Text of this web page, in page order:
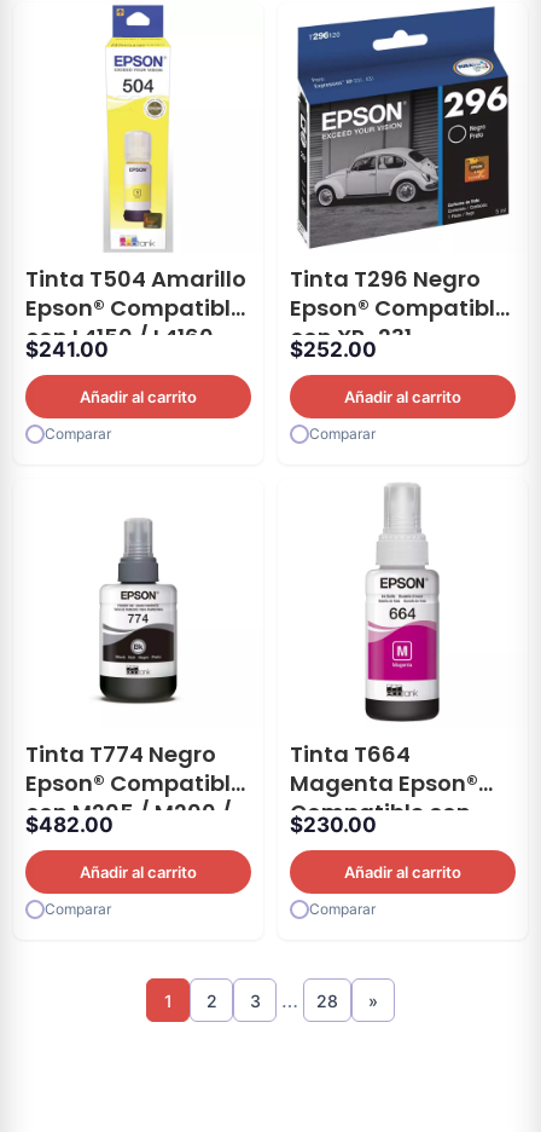
Tinta T504 Amarillo
Epson® Compatible
con L4150 / L4160
$241.00
Añadir al carrito
Comparar
Tinta T296 Negro
Epson® Compatible
con XP-231
$252.00
Añadir al carrito
Comparar
Tinta T774 Negro
Epson® Compatible
con M205 / M200 /
L655
$482.00
Añadir al carrito
Comparar
Tinta T664
Magenta Epson®
Compatible con
L310 / 380 / 395 /
575
$230.00
Añadir al carrito
Comparar
1 2 3 … 28 »